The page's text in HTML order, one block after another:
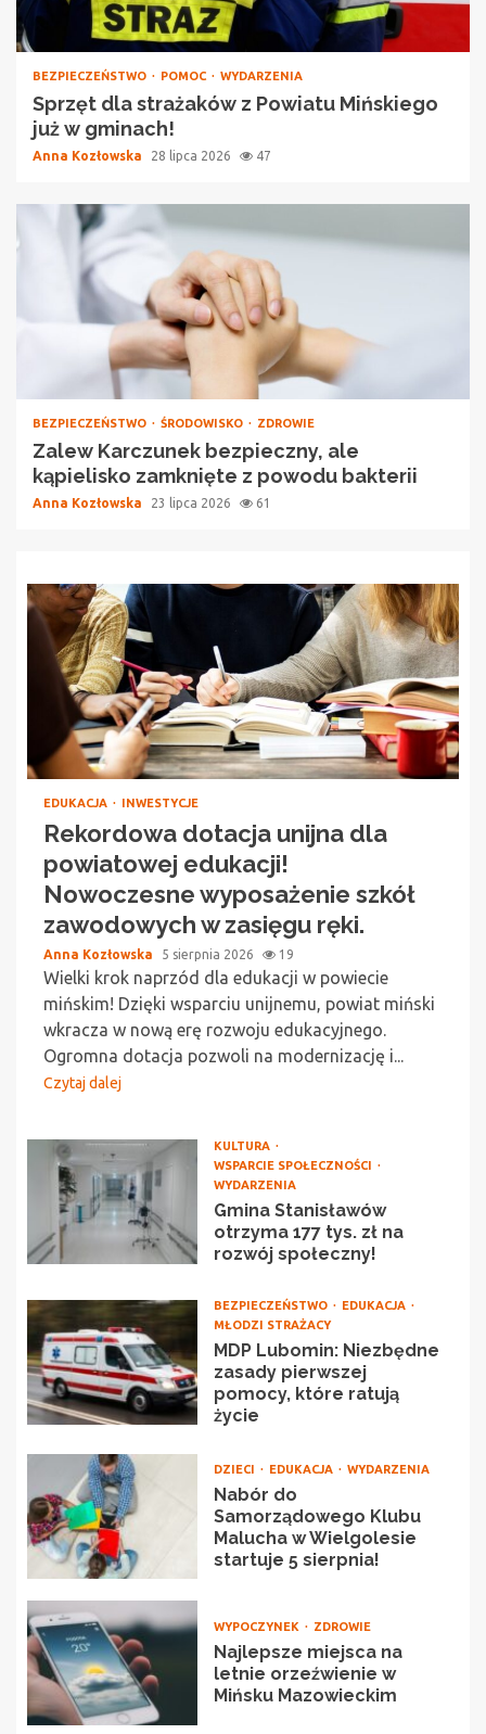
BEZPIECZEŃSTWO POMOC WYDARZENIA
Sprzęt dla strażaków z Powiatu Mińskiego
już w gminach!
Anna Kozłowska 28 lipca 2026 47
BEZPIECZEŃSTWO ŚRODOWISKO ZDROWIE
Zalew Karczunek bezpieczny, ale
kąpielisko zamknięte z powodu bakterii
Anna Kozłowska 23 lipca 2026 61
EDUKACJA INWESTYCJE
Rekordowa dotacja unijna dla
powiatowej edukacji!
Nowoczesne wyposażenie szkół
zawodowych w zasięgu ręki.
Anna Kozłowska 5 sierpnia 2026 19
Wielki krok naprzód dla edukacji w powiecie
mińskim! Dzięki wsparciu unijnemu, powiat miński
wkracza w nową erę rozwoju edukacyjnego.
Ogromna dotacja pozwoli na modernizację i...
Czytaj dalej
KULTURA
WSPARCIE SPOŁECZNOŚCI
WYDARZENIA
Gmina Stanisławów
otrzyma 177 tys. zł na
rozwój społeczny!
BEZPIECZEŃSTWO
EDUKACJA
MŁODZI STRAŻACY
MDP Lubomin: Niezbędne
zasady pierwszej
pomocy, które ratują
życie
DZIECI EDUKACJA WYDARZENIA
Nabór do
Samorządowego Klubu
Malucha w Wielgolesie
startuje 5 sierpnia!
WYPOCZYNEK ZDROWIE
Najlepsze miejsca na
letnie orzeźwienie w
Mińsku Mazowieckim